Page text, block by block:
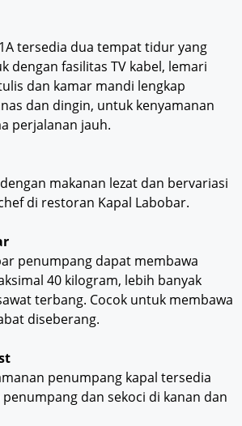
tersedia dua tempat tidur yang
dengan fasilitas TV kabel, lemari
dan kamar mandi lengkap
dan dingin, untuk kenyamanan
perjalanan jauh.
makanan lezat dan bervariasi
di restoran Kapal Labobar.
penumpang dapat membawa
40 kilogram, lebih banyak
terbang. Cocok untuk membawa
diseberang.
penumpang kapal tersedia
dan sekoci di kanan dan